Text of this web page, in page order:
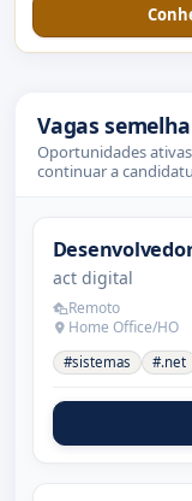
Vagas
Oportunidades
continuar a
act digital
Remoto
Home Office/HO
#sistemas #.net